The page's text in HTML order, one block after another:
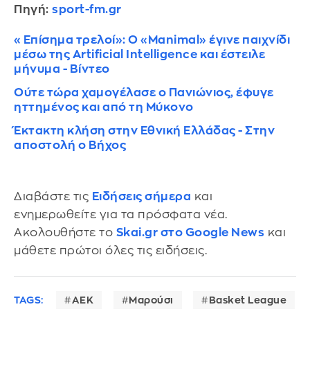
Πηγή: sport-fm.gr
«Επίσημα τρελοί»: Ο «Manimal» έγινε παιχνίδι
μέσω της Artificial Intelligence και έστειλε
μήνυμα - Βίντεο
Ούτε τώρα χαμογέλασε ο Πανιώνιος, έφυγε
ηττημένος και από τη Μύκονο
Έκτακτη κλήση στην Εθνική Ελλάδας - Στην
αποστολή ο Βήχος
Διαβάστε τις Ειδήσεις σήμερα και
ενημερωθείτε για τα πρόσφατα νέα.
Ακολουθήστε το Skai.gr στο Google News και
μάθετε πρώτοι όλες τις ειδήσεις.
TAGS: ΑΕΚ Μαρούσι Basket League